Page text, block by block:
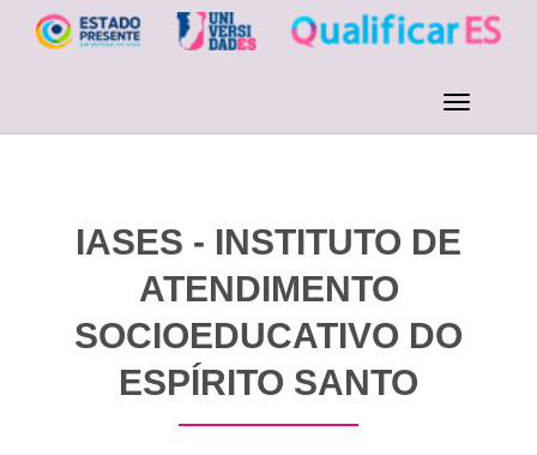
IASES - INSTITUTO DE
ATENDIMENTO
SOCIOEDUCATIVO DO
ESPÍRITO SANTO